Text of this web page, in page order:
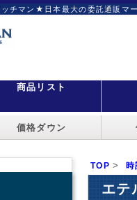
チマン★日本最大の委託通販マ
商品リスト
価格ダウン
TOP > 時
エテ